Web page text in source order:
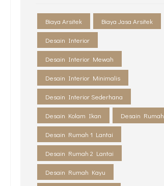
Biaya Arsitek Biaya Jasa Arsitek
Desain Interior
Desain Interior Mewah
Desain Interior Minimalis
Desain Interior Sederhana
Desain Kolam Ikan Desain Rumah
Desain Rumah 1 Lantai
Desain Rumah 2 Lantai
Desain Rumah Kayu